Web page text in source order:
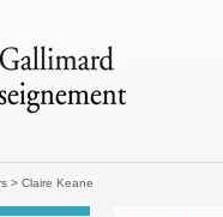
> Claire Keane